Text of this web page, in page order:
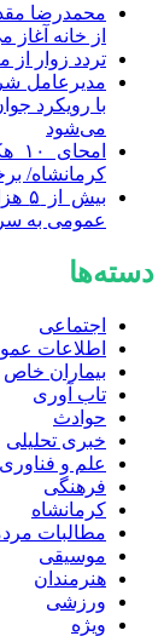
محمدرضا
از خانه
تردد زوار
مدیرعامل
با رویکرد
می‌شود
کرمانشاه/
عمومی به
دسته‌ها
اجتماعی
اطلاعات
بیماران خاص
تاب آوری
حوادث
خبری تحلیلی
علم و فناوری
فرهنگی
کرمانشاه
مطالبات
موسیقی
هنرمندان
ورزشی
ویژه